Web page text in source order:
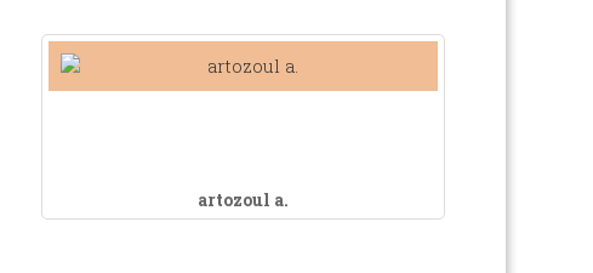
artozoul a.